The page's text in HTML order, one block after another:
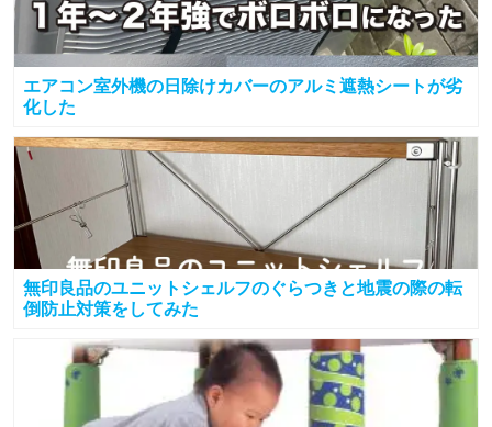
エアコン室外機の日除けカバーのアルミ遮熱シートが劣
化した
無印良品のユニットシェルフのぐらつきと地震の際の転
倒防止対策をしてみた